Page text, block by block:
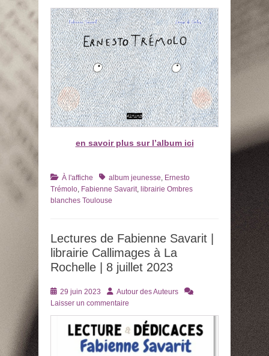
en savoir plus sur l’album ici
Catégories
À l'affiche Tagsalbum jeunesse, Ernesto
Trémolo, Fabienne Savarit, librairie Ombres
blanches Toulouse
Lectures de Fabienne Savarit |
librairie Callimages à La
Rochelle | 8 juillet 2023
Posté
le
29 juin 2023 AuteurAutour des Auteurs
Laisser un commentaire